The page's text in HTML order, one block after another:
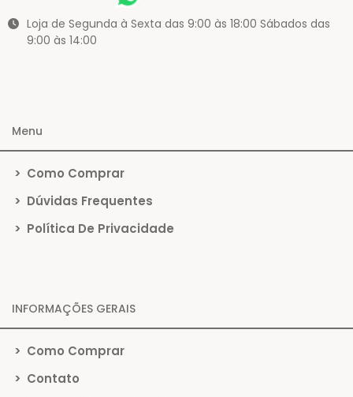
Loja de Segunda à Sexta das 9:00 às 18:00 Sábados das
9:00 às 14:00
Menu
> Como Comprar
> Dúvidas Frequentes
> Política De Privacidade
INFORMAÇÕES GERAIS
> Como Comprar
> Contato